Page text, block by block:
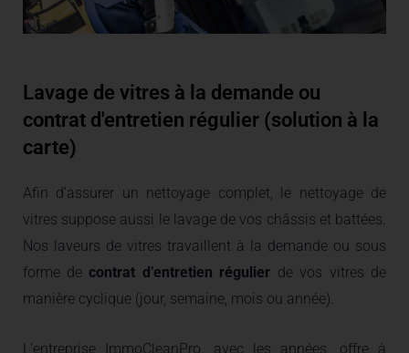
Lavage de vitres à la demande ou
contrat d'entretien régulier (solution à la
carte)
Afin d’assurer un nettoyage complet, le nettoyage de
vitres suppose aussi le lavage de vos châssis et battées.
Nos laveurs de vitres travaillent à la demande ou sous
forme de contrat d’entretien régulier de vos vitres de
manière cyclique (jour, semaine, mois ou année).
L’entreprise ImmoCleanPro, avec les années, offre à